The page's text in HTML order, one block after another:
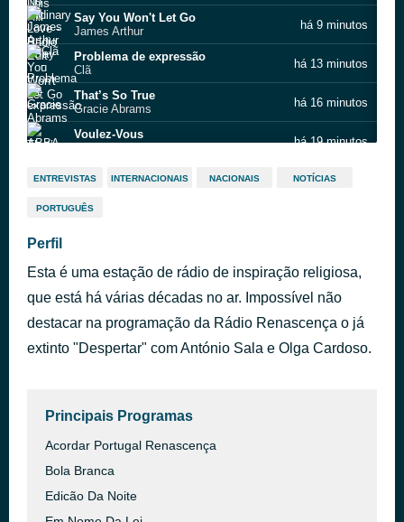
Say You Won't Let Go
James Arthur
há 9 minutos
Problema de expressão
Clã
há 13 minutos
That’s So True
Gracie Abrams
há 16 minutos
Voulez-Vous
há 19 minutos
Dialectos da ternura
há 33 minutos
Beds Are Burning - Remastered
Olivia Dean
Payphone
Maroon 5
há 45 minutos
ENTREVISTAS INTERNACIONAIS NACIONAIS NOTÍCIAS
PORTUGUÊS
Perfil
Esta é uma estação de rádio de inspiração religiosa,
que está há várias décadas no ar. Impossível não
destacar na programação da Rádio Renascença o já
extinto "Despertar" com António Sala e Olga Cardoso.
Principais Programas
Acordar Portugal Renascença
Bola Branca
Edicão Da Noite